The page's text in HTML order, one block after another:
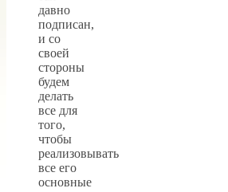
давно
подписан,
и со
своей
стороны
будем
делать
все для
того,
чтобы
реализовывать
все его
основные